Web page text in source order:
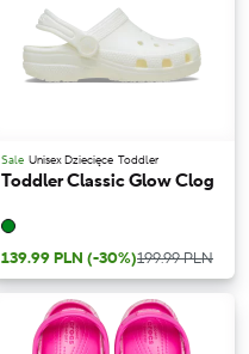
Sale Unisex Dziecięce Toddler
Toddler Classic Glow Clog
139.99 PLN (-30%)199.99 PLN